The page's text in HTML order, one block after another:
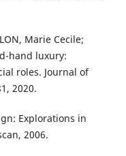
Marie Cecile;
hand luxury:
roles. Journal of
2020.
Explorations in
2006.